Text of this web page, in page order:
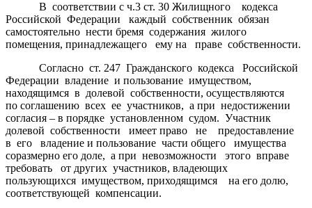
В соответствии с ч.3 ст. 30 Жилищного кодекса
Российской Федерации каждый собственник обязан
самостоятельно нести бремя содержания жилого
помещения, принадлежащего ему на праве собственности.
Согласно ст. 247 Гражданского кодекса Российской
Федерации владение и пользование имуществом,
находящимся в долевой собственности, осуществляются
по соглашению всех ее участников, а при недостижении
согласия – в порядке установленном судом. Участник
долевой собственности имеет право не предоставление
в его владение и пользование части общего имущества
соразмерно его доле, а при невозможности этого вправе
требовать от других участников, владеющих
пользующихся имуществом, приходящимся на его долю,
соответствующей компенсации.